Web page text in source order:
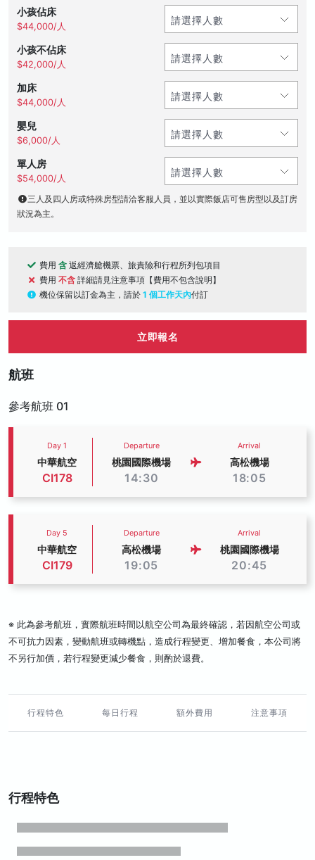
小孩佔床
$44,000/人
小孩不佔床
$42,000/人
加床
$44,000/人
嬰兒
$6,000/人
單人房
$54,000/人
三人及四人房或特殊房型請洽客服人員，並以實際飯店可售房型以及訂房
狀況為主。
費用 含 返經濟艙機票、旅責險和行程所列包項目
費用 不含 詳細請見注意事項【費用不包含說明】
機位保留以訂金為主，請於 1 個工作天內付訂
立即報名
航班
參考航班 01
Day 1
中華航空
CI178
Departure
桃園國際機場
14:30
Arrival
高松機場
18:05
Day 5
中華航空
CI179
Departure
高松機場
19:05
Arrival
桃園國際機場
20:45
※ 此為參考航班，實際航班時間以航空公司為最終確認，若因航空公司或
不可抗力因素，變動航班或轉機點，造成行程變更、增加餐食，本公司將
不另行加價，若行程變更減少餐食，則酌於退費。
行程特色 每日行程 額外費用 注意事項
行程特色